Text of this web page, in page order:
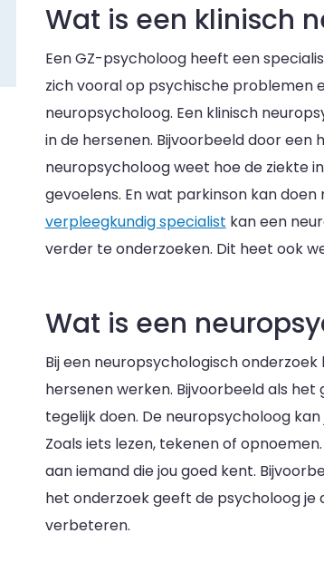
Wat is een klinisch
Een GZ-psycholoog heeft een
zich vooral op psychische problemen
neuropsycholoog. Een klinisch
in de hersenen. Bijvoorbeeld door een
neuropsycholoog weet hoe de ziekte
gevoelens. En wat parkinson kan
verpleegkundig specialist kan een
verder te onderzoeken. Dit heet ook
Wat is een
Bij een neuropsychologisch
hersenen werken. Bijvoorbeeld als
tegelijk doen. De neuropsycholoog
Zoals iets lezen, tekenen of
aan iemand die jou goed kent.
het onderzoek geeft de psycholoog je
verbeteren.